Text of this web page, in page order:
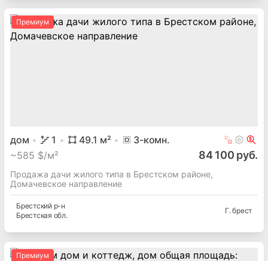
Премиум
дом 1 49.1 м² 3-комн.
~585 $/м² 84 100 руб.
Продажа дачи жилого типа в Брестском районе,
Домачевское направление
Брестский р-н
Брестская обл.
Г. брест
Премиум